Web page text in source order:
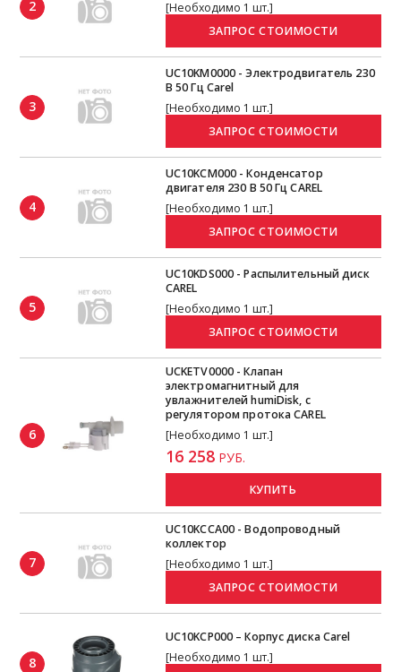
2
[Необходимо 1 шт.]
3
UC10KM0000 - Электродвигатель 230
В 50 Гц Carel
[Необходимо 1 шт.]
4
UC10KCM000 - Конденсатор
двигателя 230 В 50 Гц CAREL
[Необходимо 1 шт.]
5
UC10KDS000 - Распылительный диск
CAREL
[Необходимо 1 шт.]
6
UCKETV0000 - Клапан
электромагнитный для
увлажнителей humiDisk, с
регулятором протока CAREL
[Необходимо 1 шт.]
16 258РУБ.
КУПИТЬ
7
UC10KCCA00 - Водопроводный
коллектор
[Необходимо 1 шт.]
8
UC10KCP000 – Корпус диска Carel
[Необходимо 1 шт.]